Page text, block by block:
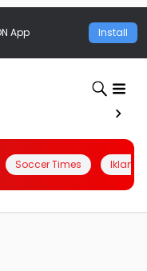
App Install
Soccer Times Iklanin